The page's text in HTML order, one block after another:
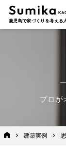
鹿児島で家づくりを考える
プロが
建築実例